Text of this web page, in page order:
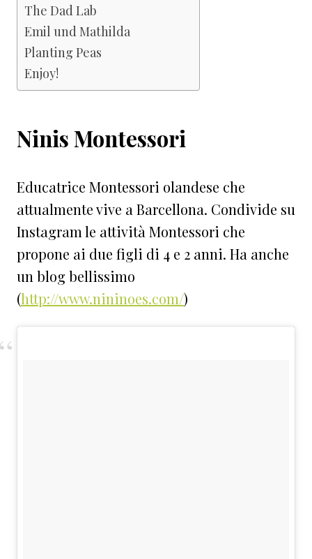
The Dad Lab
Emil und Mathilda
Planting Peas
Enjoy!
Ninis Montessori
Educatrice Montessori olandese che
attualmente vive a Barcellona. Condivide su
Instagram le attività Montessori che
propone ai due figli di 4 e 2 anni. Ha anche
un blog bellissimo
(http://www.nininoes.com/)